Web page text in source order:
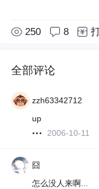
250 8
全部评论
zzh63342712
up
2006-10-11
囧
怎么没人来啊...